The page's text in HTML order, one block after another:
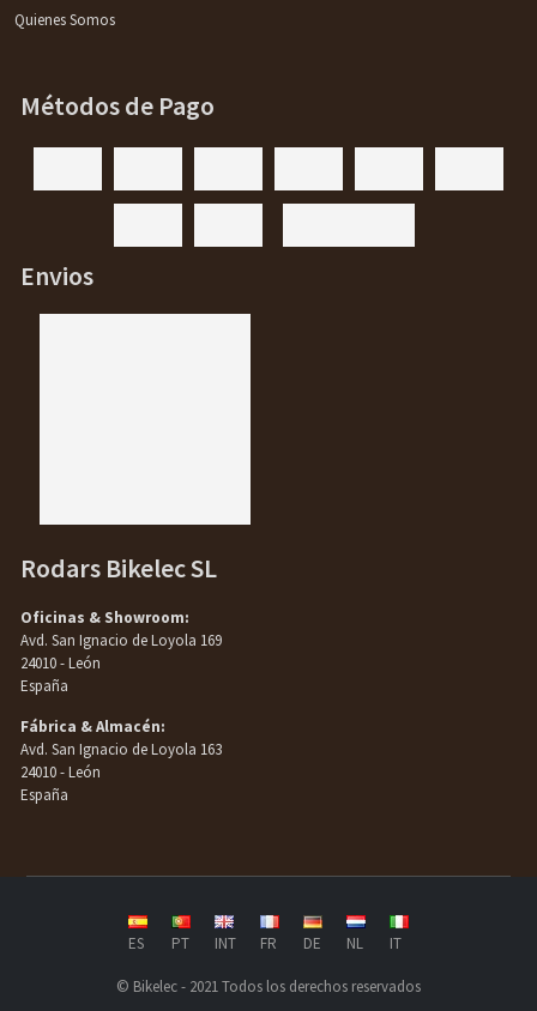
Quienes Somos
Métodos de Pago
Envios
Rodars Bikelec SL
Oficinas & Showroom:
Avd. San Ignacio de Loyola 169
24010 - León
España
Fábrica & Almacén:
Avd. San Ignacio de Loyola 163
24010 - León
España
ES PT INT FR DE NL IT
© Bikelec - 2021 Todos los derechos reservados